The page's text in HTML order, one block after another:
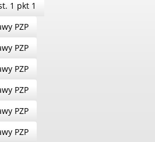
1 pkt 1
PZP
PZP
PZP
PZP
PZP
PZP